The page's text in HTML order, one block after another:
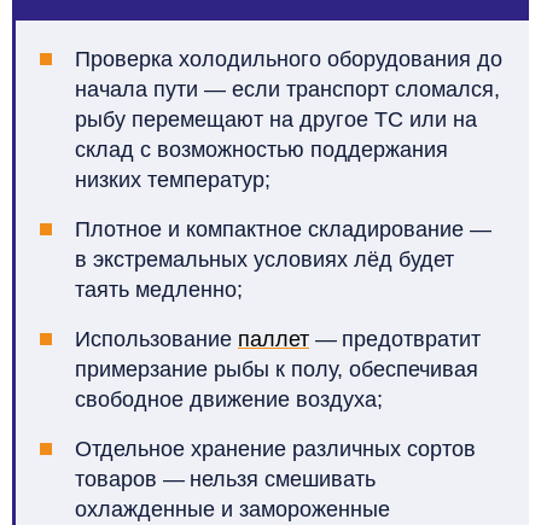
Проверка холодильного оборудования до
начала пути — если транспорт сломался,
рыбу перемещают на другое ТС или на
склад с возможностью поддержания
низких температур;
Плотное и компактное складирование —
в экстремальных условиях лёд будет
таять медленно;
Использование паллет — предотвратит
примерзание рыбы к полу, обеспечивая
свободное движение воздуха;
Отдельное хранение различных сортов
товаров — нельзя смешивать
охлажденные и замороженные